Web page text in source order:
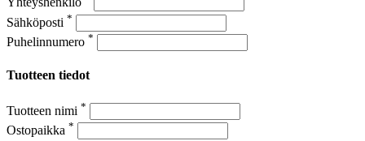
Sähköposti *
Puhelinnumero *
Tuotteen tiedot
Tuotteen nimi *
Ostopaikka *